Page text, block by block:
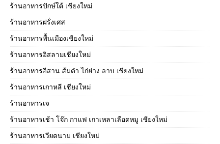
ร้านอาหารปักษ์ใต้ เชียงใหม่
ร้านอาหารฝรั่งเศส
ร้านอาหารพื้นเมืองเชียงใหม่
ร้านอาหารอิสลามเชียงใหม่
ร้านอาหารอีสาน ส้มตำ ไก่ย่าง ลาบ เชียงใหม่
ร้านอาหารเกาหลี เชียงใหม่
ร้านอาหารเจ
ร้านอาหารเช้า โจ๊ก กาแฟ เกาเหลาเลือดหมู เชียงใหม่
ร้านอาหารเวียดนาม เชียงใหม่